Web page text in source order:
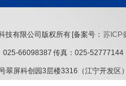
技有限公司版权所有 [备案号： 苏ICP
025-66098387 传真：025-52777144
翠屏科创园3层楼3316（江宁开发区